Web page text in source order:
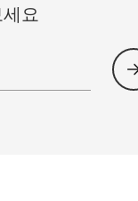
요